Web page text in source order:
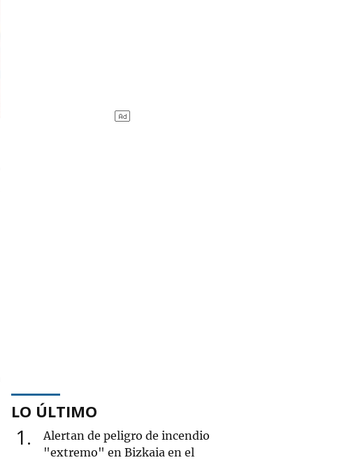
LO ÚLTIMO
1
Alertan de peligro de incendio
"extremo" en Bizkaia en el